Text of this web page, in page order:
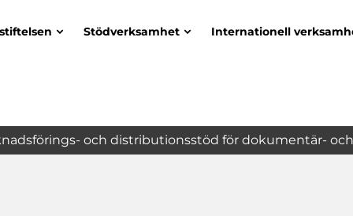
Stödverksamhet Internationell
och distributionsstöd för dokumentär-